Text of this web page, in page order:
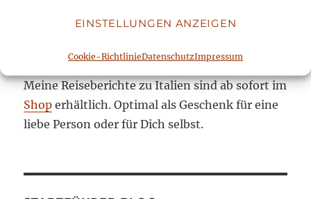
EINSTELLUNGEN ANZEIGEN
Cookie-RichtlinieDatenschutzImpressum
Meine Reiseberichte zu Italien sind ab sofort im
Shop erhältlich. Optimal als Geschenk für eine
liebe Person oder für Dich selbst.